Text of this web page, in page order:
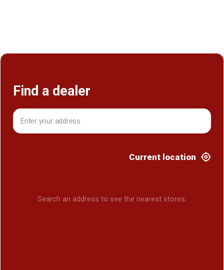
Find a dealer
Current location
Search an address to see the nearest stores.